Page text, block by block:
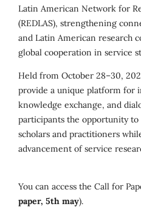
Latin American Network for
(REDLAS), strengthening
and Latin American research
global cooperation in service
Held from October 28–30,
provide a unique platform for
knowledge exchange, and
participants the opportunity
scholars and practitioners
advancement of service
You can access the Call for
paper, 5th may).